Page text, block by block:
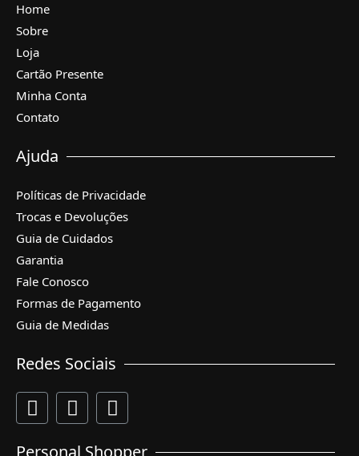
Home
Sobre
Loja
Cartão Presente
Minha Conta
Contato
Ajuda
Políticas de Privacidade
Trocas e Devoluções
Guia de Cuidados
Garantia
Fale Conosco
Formas de Pagamento
Guia de Medidas
Redes Sociais
Personal Shopper